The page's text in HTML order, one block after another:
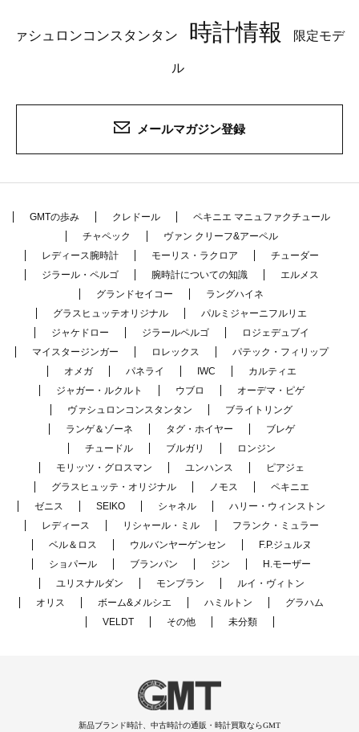
ァシュロンコンスタンタン 時計情報 限定モデ
ル
メールマガジン登録
GMTの歩み クレドール
ペキニエ マニュファクチュール
チャペック
ヴァン クリーフ&アーペル
レディース腕時計
モーリス・ラクロア
チューダー
ジラール・ペルゴ
腕時計についての知識
エルメス
グランドセイコー
ラングハイネ
グラスヒュッテオリジナル
パルミジャーニフルリエ
ジャケドロー
ジラールペルゴ
ロジェデュブイ
マイスタージンガー
ロレックス
パテック・フィリップ
オメガ
パネライ IWC
カルティエ
ジャガー・ルクルト
ウブロ
オーデマ・ピゲ
ヴァシュロンコンスタンタン
ブライトリング
ランゲ＆ゾーネ
タグ・ホイヤー
ブレゲ
チュードル
ブルガリ
ロンジン
モリッツ・グロスマン
ユンハンス
ピアジェ
グラスヒュッテ・オリジナル
ノモス
ペキニエ
ゼニス
SEIKO シャネル
ハリー・ウィンストン
レディース
リシャール・ミル
フランク・ミュラー
ベル＆ロス
ウルバンヤーゲンセン
F.P.ジュルヌ
ショパール
ブランパン ジン
H.モーザー
ユリスナルダン
モンブラン
ルイ・ヴィトン
オリス
ボーム&メルシエ ハミルトン
グラハム
VELDT
その他 未分類
新品ブランド時計、中古時計の通販・時計買取ならGMT